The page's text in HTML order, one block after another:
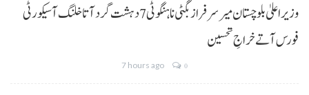
وزیراعلیٰ بلوچستان میر سرفراز بگٹی نا ہنگو ٹی 7 دہشت گرد آتا خلنگ آ سیکورٹی
فورس آتے خراجِ تحسین
7 hours ago 0